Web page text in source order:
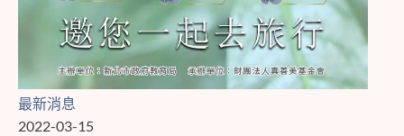
最新消息
2022-03-15